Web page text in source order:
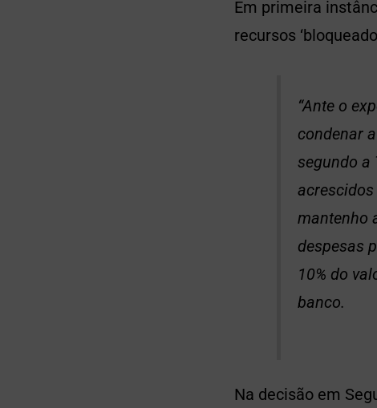
Em primeira
recursos
“Ante o
condenar
segundo a
acrescidos
mantenho
despesas
10% do
banco.
Na decisão em